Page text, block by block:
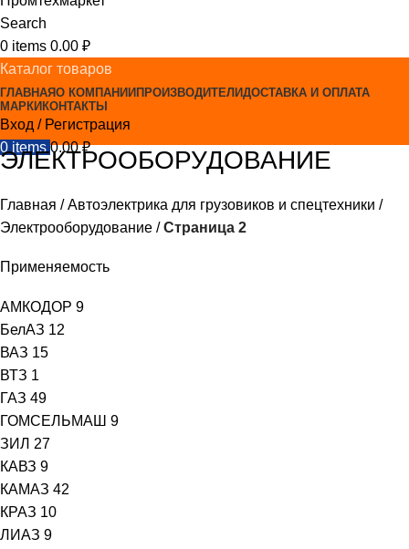
Search
0 items 0.00 ₽
Каталог товаров
ГЛАВНАЯО КОМПАНИИ ПРОИЗВОДИТЕЛИДОСТАВКА И ОПЛАТА
МАРКИ КОНТАКТЫ
Вход / Регистрация
0 items 0.00₽
ЭЛЕКТРООБОРУДОВАНИЕ
Главная
Автоэлектрика для грузовиков и спецтехники
Электрооборудование
Страница 2
Применяемость
АМКОДОР 9
БелАЗ 12
ВАЗ 15
ВТЗ 1
ГАЗ 49
ГОМСЕЛЬМАШ
9
ЗИЛ 27
КАВЗ 9
КАМАЗ 42
КРАЗ 10
ЛИАЗ 9